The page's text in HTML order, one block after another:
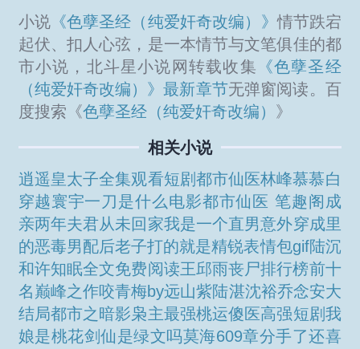
小说《色孽圣经（纯爱奸奇改编）》情节跌宕
起伏、扣人心弦，是一本情节与文笔俱佳的都
市小说，北斗星小说网转载收集 《色孽圣经
（纯爱奸奇改编）》最新章节无弹窗阅读。百
度搜索《色孽圣经（纯爱奸奇改编） 》
相关小说
逍遥皇太子全集观看短剧都市仙医林峰慕慕白
穿越寰宇一刀是什么电影都市仙医 笔趣阁 成
亲两年夫君从未回家我是一个直男意外穿成里
的恶毒男配后老子打的就是精锐表情包gif陆沉
和许知眠全文免费阅读王邱雨丧尸排行榜前十
名巅峰之作咬青梅by远山紫陆湛沈裕乔念安大
结局都市之暗影枭主最强桃运傻医高强短剧我
娘是桃花剑仙是绿文吗莫海609章分手了还喜